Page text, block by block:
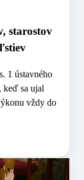
starostov
1 ústavného
keď sa ujal
vždy do